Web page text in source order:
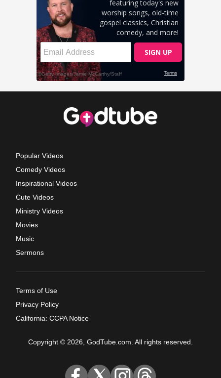
Popular Videos
Comedy Videos
Inspirational Videos
Cute Videos
Ministry Videos
Movies
Music
Sermons
Terms of Use
Privacy Policy
California: CCPA Notice
Copyright © 2026, GodTube.com. All rights reserved.